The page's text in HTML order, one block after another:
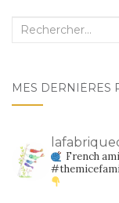
Recherche
MES DERNIÈRES
French